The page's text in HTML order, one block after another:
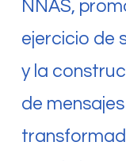
NNAS,
ejercicio de
y la
de mensajes